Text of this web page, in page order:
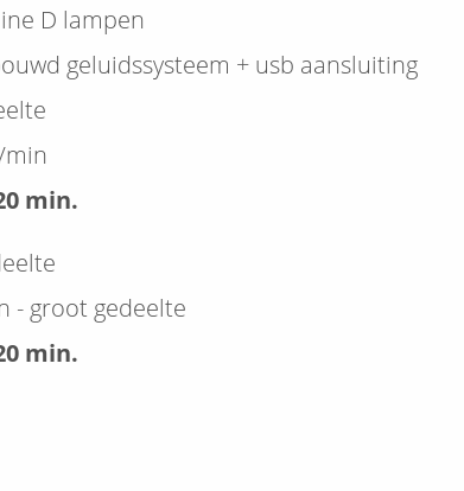
D lampen
geluidssysteem + usb aansluiting
min
min.
- groot gedeelte
min.